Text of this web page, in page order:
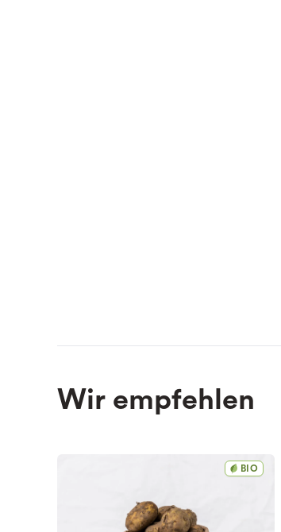
Wir empfehlen
BIO